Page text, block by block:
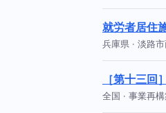
就労者居住
兵庫県 · 淡路
［第十三
全国 · 事業再